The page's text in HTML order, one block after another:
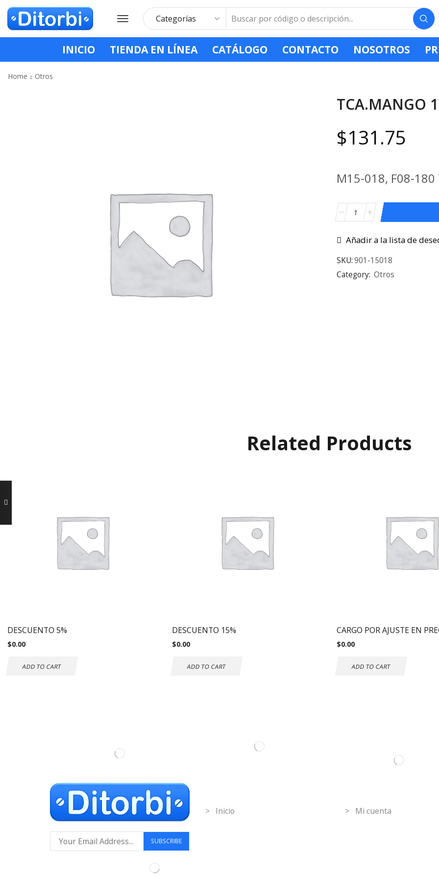
INICIO TIENDA EN LÍNEA CATÁLOGO CONTACTO NOSOTROS
Home Otros
TCA.MANGO
$131.75
M15-018, F08-
Añadir a la lista de
SKU:901-15018
Category: Otros
Related Products
DESCUENTO 5%
$0.00
ADD TO CART
DESCUENTO 15%
$0.00
ADD TO CART
CARGO POR AJUSTE EN
$0.00
ADD TO CART
> Inicio > Mi cuenta